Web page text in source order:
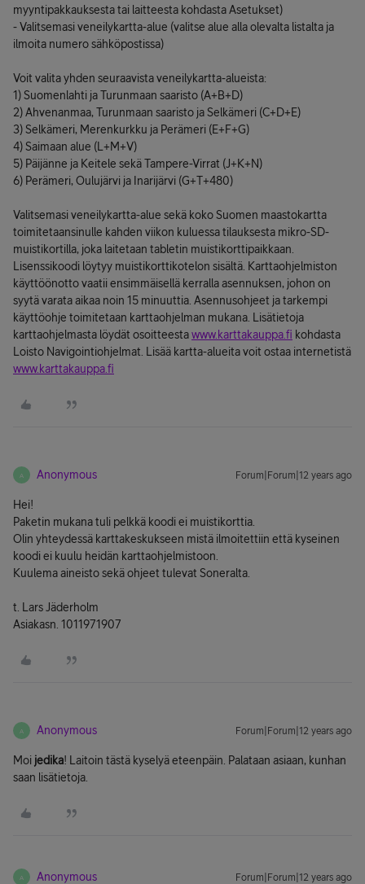
myyntipakkauksesta tai laitteesta kohdasta Asetukset)
- Valitsemasi veneilykartta-alue (valitse alue alla olevalta listalta ja
ilmoita numero sähköpostissa)
Voit valita yhden seuraavista veneilykartta-alueista:
1) Suomenlahti ja Turunmaan saaristo (A+B+D)
2) Ahvenanmaa, Turunmaan saaristo ja Selkämeri (C+D+E)
3) Selkämeri, Merenkurkku ja Perämeri (E+F+G)
4) Saimaan alue (L+M+V)
5) Päijänne ja Keitele sekä Tampere-Virrat (J+K+N)
6) Perämeri, Oulujärvi ja Inarijärvi (G+T+480)
Valitsemasi veneilykartta-alue sekä koko Suomen maastokartta
toimitetaansinulle kahden viikon kuluessa tilauksesta mikro-SD-
muistikortilla, joka laitetaan tabletin muistikorttipaikkaan.
Lisenssikoodi löytyy muistikorttikotelon sisältä. Karttaohjelmiston
käyttöönotto vaatii ensimmäisellä kerralla asennuksen, johon on
syytä varata aikaa noin 15 minuuttia. Asennusohjeet ja tarkempi
käyttöohje toimitetaan karttaohjelman mukana. Lisätietoja
karttaohjelmasta löydät osoitteestawww.karttakauppa.fi kohdasta
Loisto Navigointiohjelmat. Lisää kartta-alueita voit ostaa internetistä
www.karttakauppa.fi
A Anonymous Forum|Forum|12 years ago
Hei!
Paketin mukana tuli pelkkä koodi ei muistikorttia.
Olin yhteydessä karttakeskukseen mistä ilmoitettiin että kyseinen
koodi ei kuulu heidän karttaohjelmistoon.
Kuulema aineisto sekä ohjeet tulevat Soneralta.
t. Lars Jäderholm
Asiakasn. 1011971907
A Anonymous Forum|Forum|12 years ago
Moi jedika! Laitoin tästä kyselyä eteenpäin. Palataan asiaan, kunhan
saan lisätietoja.
A Anonymous Forum|Forum|12 years ago